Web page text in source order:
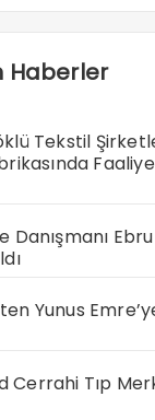
Haberler
Tekstil
Danışmanı
Yunus
Cerrahi Tıp